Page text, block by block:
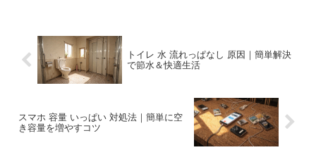
トイレ 水 流れっぱなし 原因｜簡単解決
で節水＆快適生活
スマホ 容量 いっぱい 対処法｜簡単に空
き容量を増やすコツ